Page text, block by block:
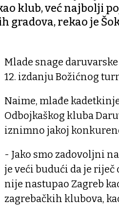
klub, već najbolji
gradova, rekao je
Mlade snage
12. izdanju Božićnog
Naime, mlađe
Odbojkaškog kluba
iznimno jakoj
- Jako smo zadovoljni
je veći budući da je riječ
nije nastupao Zagreb
zagrebačkih klubova,